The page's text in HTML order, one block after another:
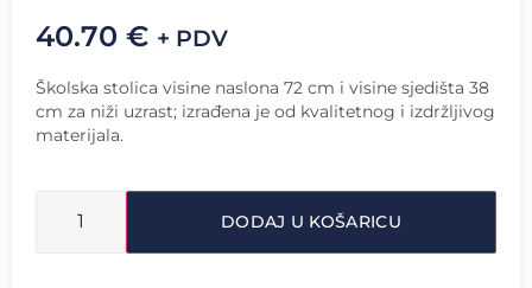
40.70 € + PDV
Školska stolica visine naslona 72 cm i visine sjedišta 38
cm za niži uzrast; izrađena je od kvalitetnog i izdržljivog
materijala.
DODAJ U KOŠARICU